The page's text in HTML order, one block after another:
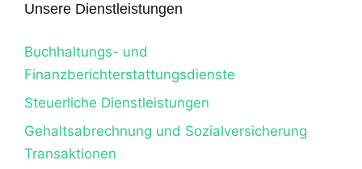
Unsere Dienstleistungen
Buchhaltungs- und
Finanzberichterstattungsdienste
Steuerliche Dienstleistungen
Gehaltsabrechnung und Sozialversicherung
Transaktionen